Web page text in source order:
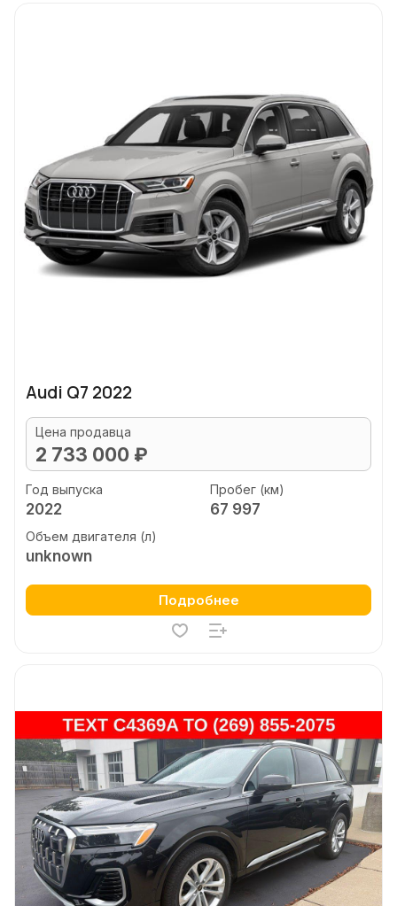
Audi Q7 2022
Цена продавца
2 733 000 ₽
Год выпуска
2022
Пробег (км)
67 997
Объем двигателя (л)
unknown
Подробнее